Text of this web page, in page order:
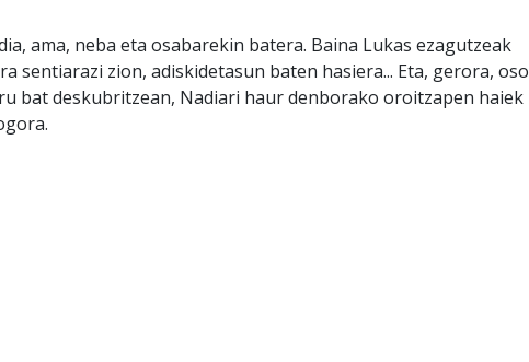
ama, neba eta osabarekin batera. Baina Lukas ezagutzeak
sentiarazi zion, adiskidetasun baten hasiera... Eta, gerora, oso
bat deskubritzean, Nadiari haur denborako oroitzapen haiek